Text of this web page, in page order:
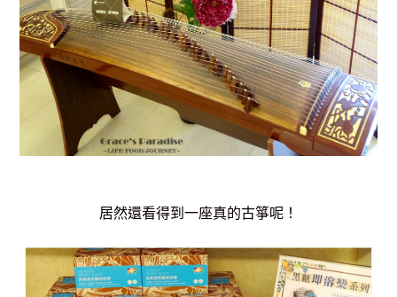
居然還看得到一座真的古箏呢！